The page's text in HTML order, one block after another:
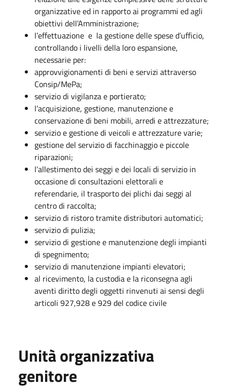
organizzative ed in rapporto ai programmi ed agli
obiettivi dell’Amministrazione;
l’effettuazione e la gestione delle spese d’ufficio,
controllando i livelli della loro espansione,
necessarie per:
approvvigionamenti di beni e servizi attraverso
Consip/MePa;
servizio di vigilanza e portierato;
l’acquisizione, gestione, manutenzione e
conservazione di beni mobili, arredi e attrezzature;
servizio e gestione di veicoli e attrezzature varie;
gestione del servizio di facchinaggio e piccole
riparazioni;
l’allestimento dei seggi e dei locali di servizio in
occasione di consultazioni elettorali e
referendarie, il trasporto dei plichi dai seggi al
centro di raccolta;
servizio di ristoro tramite distributori automatici;
servizio di pulizia;
servizio di gestione e manutenzione degli impianti
di spegnimento;
servizio di manutenzione impianti elevatori;
al ricevimento, la custodia e la riconsegna agli
aventi diritto degli oggetti rinvenuti ai sensi degli
articoli 927,928 e 929 del codice civile
Unità organizzativa
genitore